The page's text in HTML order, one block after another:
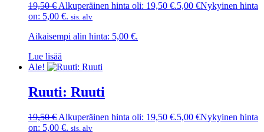
19,50€ Alkuperäinen hinta oli: 19,50 €.5,00 €Nykyinen hinta
on: 5,00 €. sis. alv
Aikaisempi alin hinta: 5,00 €.
Lue lisää
Ale!
Ruuti: Ruuti
19,50€ Alkuperäinen hinta oli: 19,50 €.5,00 €Nykyinen hinta
on: 5,00 €. sis. alv